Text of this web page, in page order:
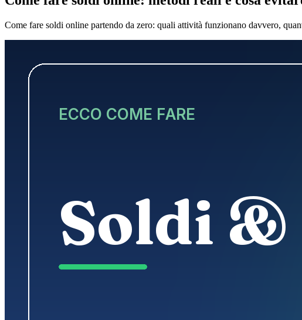
Come fare soldi online partendo da zero: quali attività funzionano davvero,